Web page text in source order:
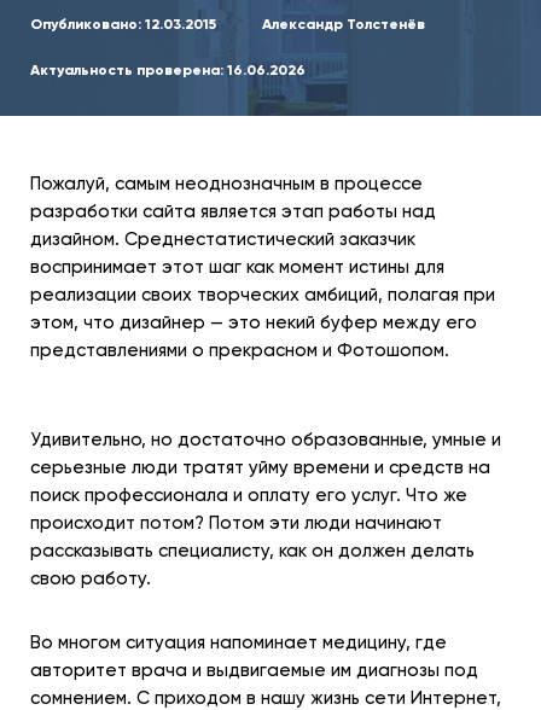
Опубликовано: 12.03.2015 Александр Толстенёв
Актуальность проверена: 16.06.2026
Пожалуй, самым неоднозначным в процессе
разработки сайта является этап работы над
дизайном. Среднестатистический заказчик
воспринимает этот шаг как момент истины для
реализации своих творческих амбиций, полагая при
этом, что дизайнер — это некий буфер между его
представлениями о прекрасном и Фотошопом.
Удивительно, но достаточно образованные, умные и
серьезные люди тратят уйму времени и средств на
поиск профессионала и оплату его услуг. Что же
происходит потом? Потом эти люди начинают
рассказывать специалисту, как он должен делать
свою работу.
Во многом ситуация напоминает медицину, где
авторитет врача и выдвигаемые им диагнозы под
сомнением. С приходом в нашу жизнь сети Интернет,